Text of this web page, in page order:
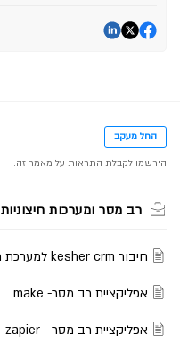
החל מעקב
רב מסר ומערכות חיצוניות
חיבור kesher crm למערכת רב מסר החדשה
אפליקציית רב מסר- make
אפליקציית רב מסר - zapier